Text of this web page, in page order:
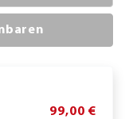
99,00 €